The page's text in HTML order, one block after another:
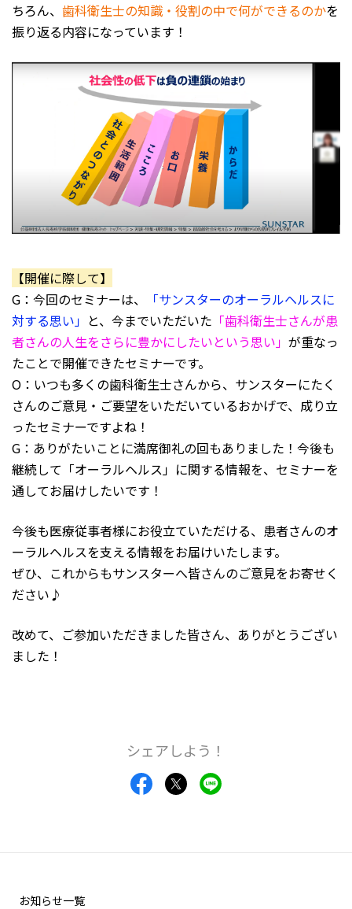
ちろん、 歯科衛生士の知識・役割の中で何ができるのかを
振り返る内容になっています！
【開催に際して】
G：今回のセミナーは、
「サンスターのオーラルヘルスに
対する思い」 と、今までいただいた 「歯科衛生士さんが患
者さんの人生をさらに豊かにしたいという思い」 が重なっ
たことで開催できたセミナーです。
O：いつも多くの歯科衛生士さんから、サンスターにたく
さんのご意見・ご要望をいただいているおかげで、成り立
ったセミナーですよね！
G：ありがたいことに満席御礼の回もありました！今後も
継続して「オーラルヘルス」に関する情報を、セミナーを
通してお届けしたいです！
今後も医療従事者様にお役立ていただける、患者さんのオ
ーラルヘルスを支える情報をお届けいたします。
ぜひ、これからもサンスターへ皆さんのご意見をお寄せく
ださい♪
改めて、ご参加いただきました皆さん、ありがとうござい
ました！
シェアしよう！
お知らせ一覧